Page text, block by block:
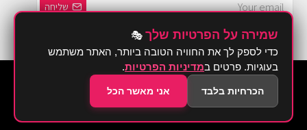
שליחה
הינך חייב להסכים למדיניות פרטיות
©2026 Brurya TLV - ברוריה תחפושות
שמירה על הפרטיות שלך 🎭
כדי לספק לך את החוויה הטובה ביותר, האתר משתמש
בעוגיות. פרטים במדיניות הפרטיות.
הכרחיות בלבד אני מאשר הכל